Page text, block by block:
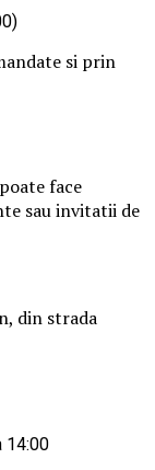
si prin
face
sau invitatii de
din strada
14:00